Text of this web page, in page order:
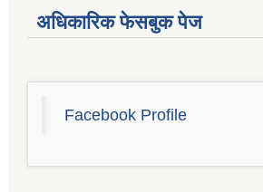
अधिकारिक फेसबुक पेज
Facebook Profile